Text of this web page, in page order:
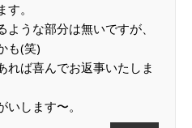
。
うな部分は無いですが、
も(笑)
れば喜んでお返事いたしま
します〜。